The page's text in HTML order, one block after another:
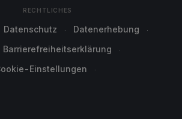
RECHTLICHES
Datenschutz
Datenerhebung
Barrierefreiheitserklärung
Einstellungen